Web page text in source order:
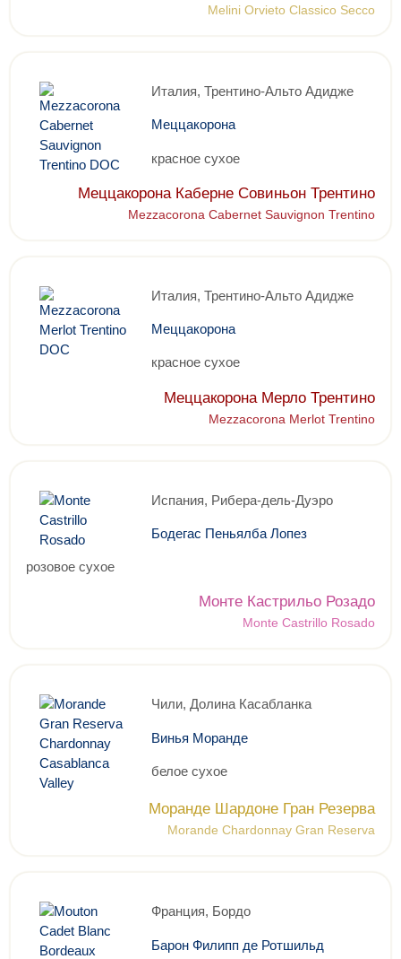
Melini Orvieto Classico Secco
Италия, Трентино-Альто Адидже
Меццакорона
красное сухое
Меццакорона Каберне Совиньон Трентино
Mezzacorona Cabernet Sauvignon Trentino
Италия, Трентино-Альто Адидже
Меццакорона
красное сухое
Меццакорона Мерло Трентино
Mezzacorona Merlot Trentino
Испания, Рибера-дель-Дуэро
Бодегас Пеньялба Лопез
розовое сухое
Монте Кастрильо Розадо
Monte Castrillo Rosado
Чили, Долина Касабланка
Винья Моранде
белое сухое
Моранде Шардоне Гран Резерва
Morande Chardonnay Gran Reserva
Франция, Бордо
Барон Филипп де Ротшильд